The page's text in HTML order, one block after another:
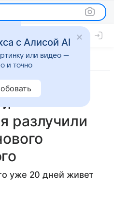
разлучили
уже 20 дней живет
с Алисой AI
или видео —
и точно